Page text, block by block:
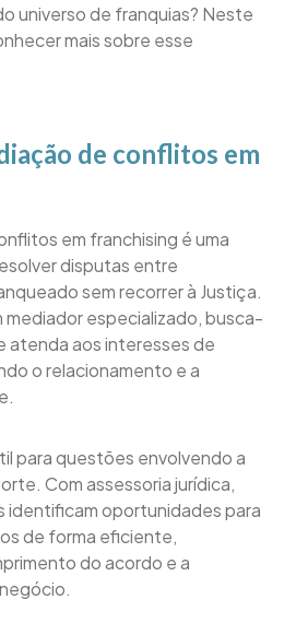
universo de franquias? Neste
mais sobre esse
de conflitos em
em franchising é uma
disputas entre
sem recorrer à Justiça.
mediador especializado, busca-
atenda aos interesses de
o relacionamento e a
para questões envolvendo a
Com assessoria jurídica,
identificam oportunidades para
de forma eficiente,
do acordo e a